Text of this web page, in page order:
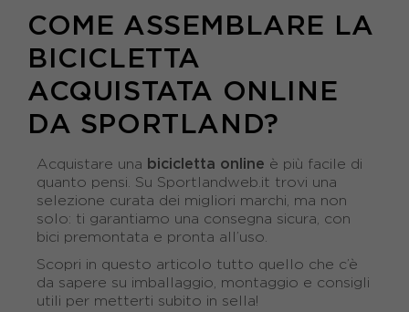
COME ASSEMBLARE LA
BICICLETTA
ACQUISTATA ONLINE
DA SPORTLAND?
Acquistare una bicicletta online è più facile di
quanto pensi. Su Sportlandweb.it trovi una
selezione curata dei migliori marchi, ma non
solo: ti garantiamo una consegna sicura, con
bici premontata e pronta all’uso.
Scopri in questo articolo tutto quello che c’è
da sapere su imballaggio, montaggio e consigli
utili per metterti subito in sella!